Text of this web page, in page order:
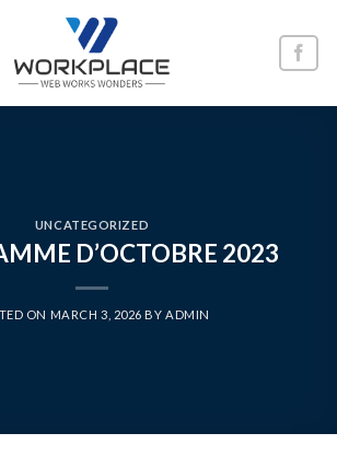
UNCATEGORIZED
D’OCTOBRE 2023
ON MARCH 3, 2026 BYADMIN